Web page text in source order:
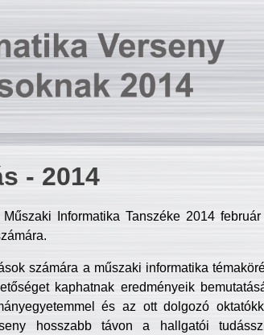
- 2014
Informatika Tanszéke 2014
számára a műszaki informatika
kaphatnak eredményeik
és az ott dolgozó
hosszabb távon a hallgatói